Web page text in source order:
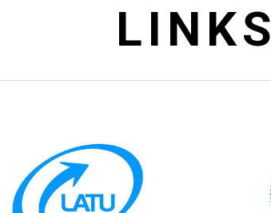
LINKS